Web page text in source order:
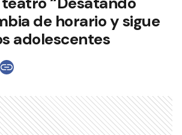
de horario y sigue
adolescentes